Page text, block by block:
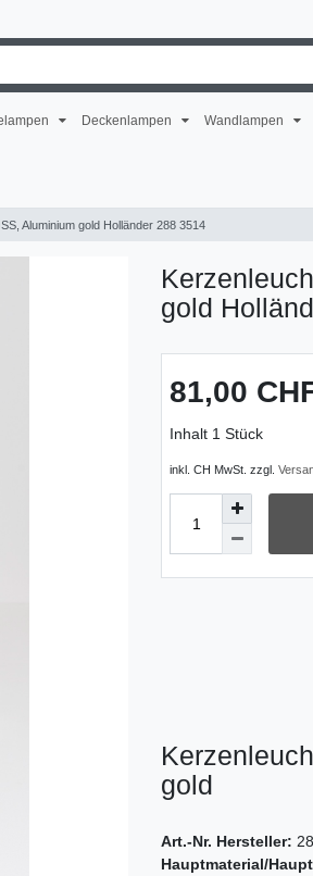
Deckenlampen Wandlampen
Aluminium gold Holländer 288 3514
gold
81,00
Inhalt 1 Stück
inkl. CH MwSt. zzgl.
gold
Art.-Nr. Hersteller:
Hauptmaterial/